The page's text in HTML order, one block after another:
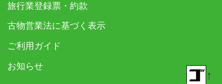
旅行業登録票・約款
古物営業法に基づく表示
ご利用ガイド
お知らせ
↑